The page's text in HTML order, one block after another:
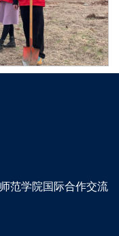
范学院国际合作交流